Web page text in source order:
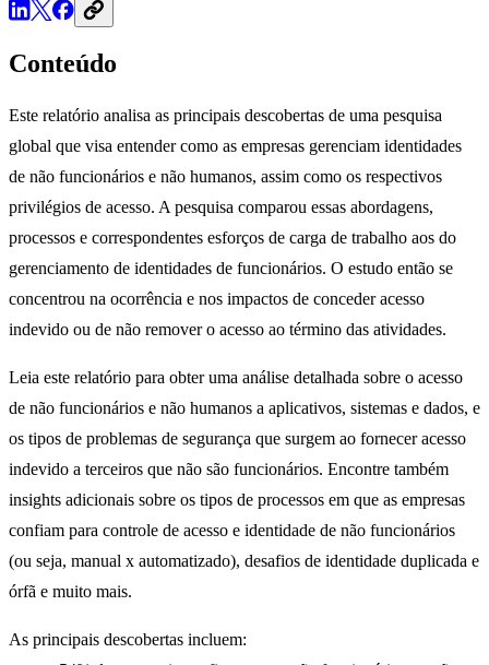
Conteúdo
Este relatório analisa as principais descobertas de uma pesquisa
global que visa entender como as empresas gerenciam identidades
de não funcionários e não humanos, assim como os respectivos
privilégios de acesso. A pesquisa comparou essas abordagens,
processos e correspondentes esforços de carga de trabalho aos do
gerenciamento de identidades de funcionários. O estudo então se
concentrou na ocorrência e nos impactos de conceder acesso
indevido ou de não remover o acesso ao término das atividades.
Leia este relatório para obter uma análise detalhada sobre o acesso
de não funcionários e não humanos a aplicativos, sistemas e dados, e
os tipos de problemas de segurança que surgem ao fornecer acesso
indevido a terceiros que não são funcionários. Encontre também
insights adicionais sobre os tipos de processos em que as empresas
confiam para controle de acesso e identidade de não funcionários
(ou seja, manual x automatizado), desafios de identidade duplicada e
órfã e muito mais.
As principais descobertas incluem: